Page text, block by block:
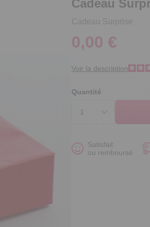
Cadeau
Cadeau Surprise
0,00 €
Voir la description
Quantité
Satisfait
ou remboursé